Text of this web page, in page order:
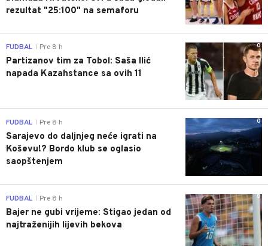
rezultat "25:100" na semaforu
0
FUDBAL Pre 8 h
Partizanov tim za Tobol: Saša Ilić
napada Kazahstance sa ovih 11
0
FUDBAL Pre 8 h
Sarajevo do daljnjeg neće igrati na
Koševu!? Bordo klub se oglasio
saopštenjem
0
FUDBAL Pre 8 h
Bajer ne gubi vrijeme: Stigao jedan od
najtraženijih lijevih bekova